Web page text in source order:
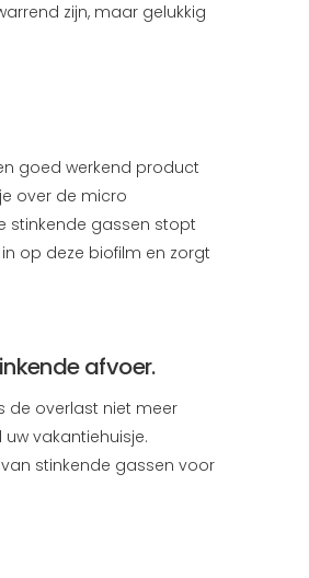
zijn, maar gelukkig
goed werkend product
over de micro
stinkende gassen stopt
in op deze biofilm en zorgt
afvoer.
de overlast niet meer
vakantiehuisje.
stinkende gassen voor